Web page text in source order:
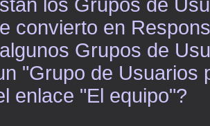
los Grupos de
convierto en
Grupos de
"Grupo de Usuarios
enlace "El equipo"?